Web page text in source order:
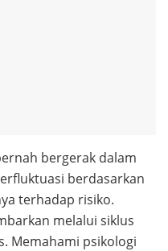
bergerak dalam
berdasarkan
terhadap risiko.
melalui siklus
Memahami psikologi